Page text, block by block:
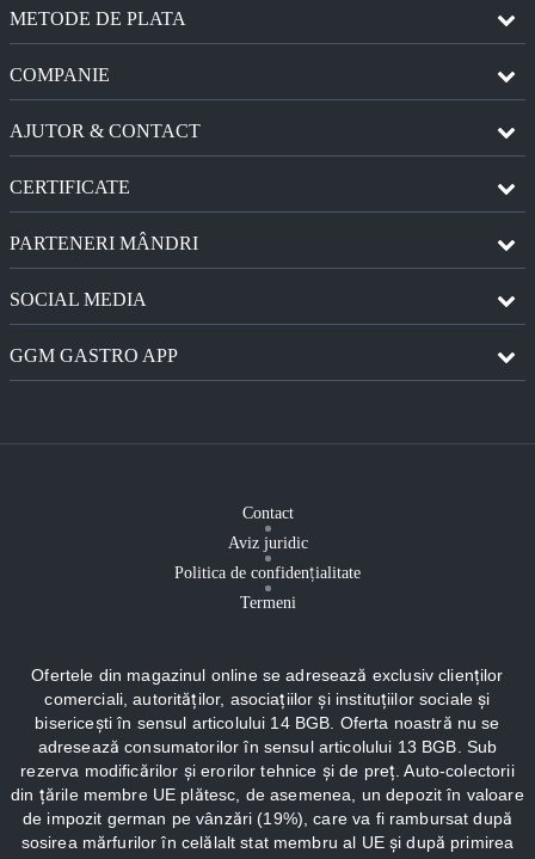
METODE DE PLATA
COMPANIE
AJUTOR & CONTACT
CERTIFICATE
PARTENERI MÂNDRI
SOCIAL MEDIA
GGM GASTRO APP
Contact
Aviz juridic
Politica de confidențialitate
Termeni
Ofertele din magazinul online se adresează exclusiv clienților
comerciali, autorităților, asociațiilor și instituțiilor sociale și
bisericești în sensul articolului 14 BGB. Oferta noastră nu se
adresează consumatorilor în sensul articolului 13 BGB. Sub
rezerva modificărilor și erorilor tehnice și de preț. Auto-colectorii
din țările membre UE plătesc, de asemenea, un depozit în valoare
de impozit german pe vânzări (19%), care va fi rambursat după
sosirea mărfurilor în celălalt stat membru al UE și după primirea